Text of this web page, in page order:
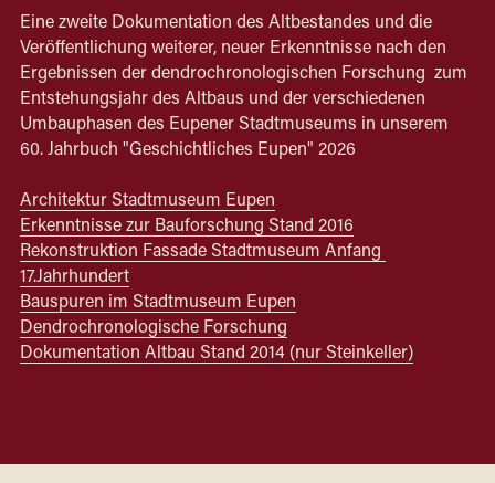
Eine zweite Dokumentation des Altbestandes und die
Veröffentlichung weiterer, neuer Erkenntnisse nach den
Ergebnissen der dendrochronologischen Forschung  zum
Entstehungsjahr des Altbaus und der verschiedenen
Umbauphasen des Eupener Stadtmuseums in unserem
60. Jahrbuch "Geschichtliches Eupen" 2026
Architektur Stadtmuseum Eupen
Erkenntnisse zur Bauforschung Stand 2016
Rekonstruktion Fassade Stadtmuseum Anfang
17.Jahrhundert
Bauspuren im Stadtmuseum Eupen
Dendrochronologische Forschung
Dokumentation Altbau Stand 2014 (nur Steinkeller)